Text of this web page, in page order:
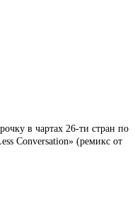
в чартах 26-ти стран по
Conversation» (ремикс от